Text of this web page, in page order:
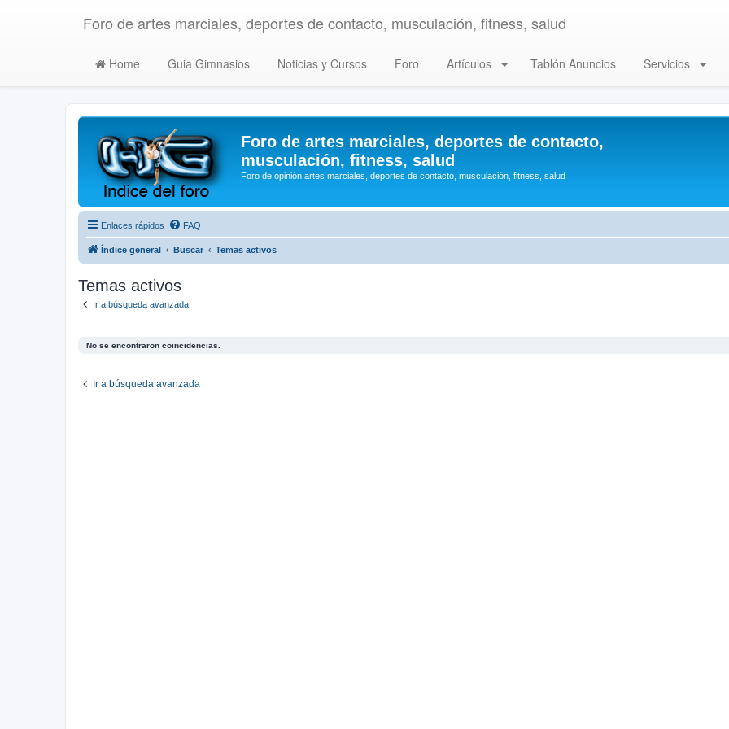
Foro de artes marciales, deportes de contacto, musculación, fitness, salud
Home Guia Gimnasios Noticias y Cursos Foro Artículos Tablón Anuncios Servicios
Foro de artes marciales, deportes de contacto,
musculación, fitness, salud
Foro de opinión artes marciales, deportes de contacto, musculación, fitness, salud
Enlaces rápidos FAQ
Índice general Buscar Temas activos
Temas activos
Ir a búsqueda avanzada
No se encontraron coincidencias.
Ir a búsqueda avanzada